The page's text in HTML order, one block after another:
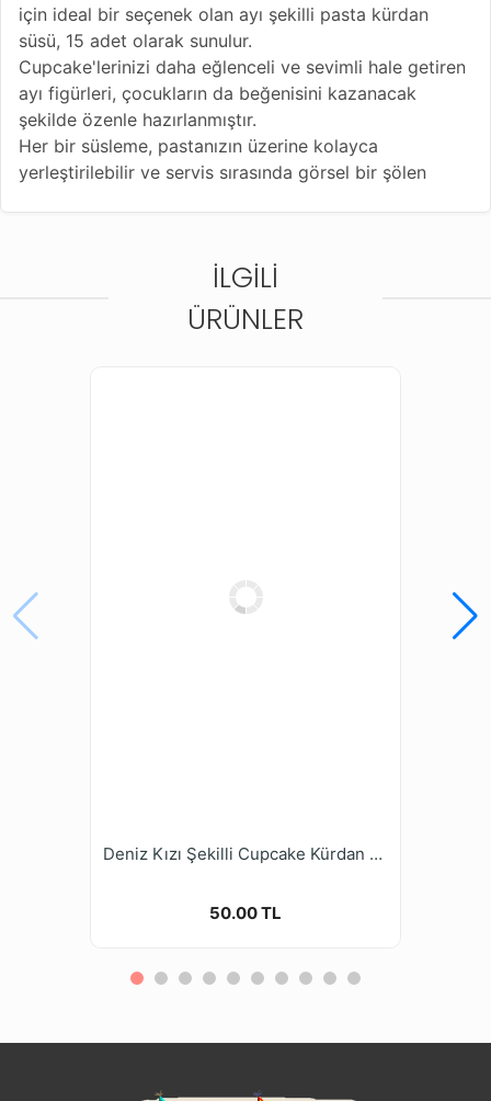
için ideal bir seçenek olan ayı şekilli pasta kürdan
süsü, 15 adet olarak sunulur.
Cupcake'lerinizi daha eğlenceli ve sevimli hale getiren
ayı figürleri, çocukların da beğenisini kazanacak
şekilde özenle hazırlanmıştır.
Her bir süsleme, pastanızın üzerine kolayca
yerleştirilebilir ve servis sırasında görsel bir şölen
İLGILI
ÜRÜNLER
Deniz Kızı Şekilli Cupcake Kürdan Süsü 15 Adet
50.00 TL